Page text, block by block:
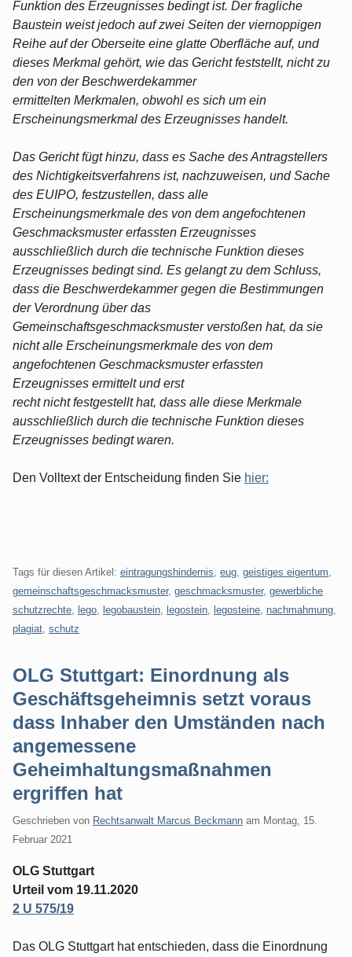
Funktion des Erzeugnisses bedingt ist. Der fragliche
Baustein weist jedoch auf zwei Seiten der viernoppigen
Reihe auf der Oberseite eine glatte Oberfläche auf, und
dieses Merkmal gehört, wie das Gericht feststellt, nicht zu
den von der Beschwerdekammer
ermittelten Merkmalen, obwohl es sich um ein
Erscheinungsmerkmal des Erzeugnisses handelt.
Das Gericht fügt hinzu, dass es Sache des Antragstellers
des Nichtigkeitsverfahrens ist, nachzuweisen, und Sache
des EUIPO, festzustellen, dass alle
Erscheinungsmerkmale des von dem angefochtenen
Geschmacksmuster erfassten Erzeugnisses
ausschließlich durch die technische Funktion dieses
Erzeugnisses bedingt sind. Es gelangt zu dem Schluss,
dass die Beschwerdekammer gegen die Bestimmungen
der Verordnung über das
Gemeinschaftsgeschmacksmuster verstoßen hat, da sie
nicht alle Erscheinungsmerkmale des von dem
angefochtenen Geschmacksmuster erfassten
Erzeugnisses ermittelt und erst
recht nicht festgestellt hat, dass alle diese Merkmale
ausschließlich durch die technische Funktion dieses
Erzeugnisses bedingt waren.
Den Volltext der Entscheidung finden Sie hier:
Tags für diesen Artikel: eintragungshindernis eug geistiges eigentum
gemeinschaftsgeschmacksmuster, geschmacksmuster, gewerbliche
schutzrechte
lego legobaustein legostein legosteine nachmahmung
plagiat schutz
OLG Stuttgart: Einordnung als
Geschäftsgeheimnis setzt voraus
dass Inhaber den Umständen nach
angemessene
Geheimhaltungsmaßnahmen
ergriffen hat
Geschrieben von Rechtsanwalt Marcus Beckmann am Montag, 15.
Februar 2021
OLG Stuttgart
Urteil vom 19.11.2020
2 U 575/19
Das OLG Stuttgart hat entschieden, dass die Einordnung